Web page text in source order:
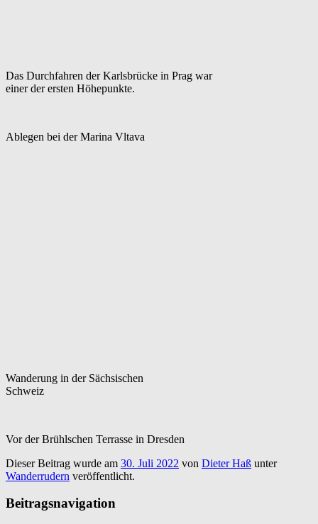
Das Durchfahren der Karlsbrücke in Prag war
einer der ersten Höhepunkte.
Ablegen bei der Marina Vltava
Wanderung in der Sächsischen
Schweiz
Vor der Brühlschen Terrasse in Dresden
Dieser Beitrag wurde am 30. Juli 2022 von Dieter Haß unter
Wanderrudern veröffentlicht.
Beitragsnavigation